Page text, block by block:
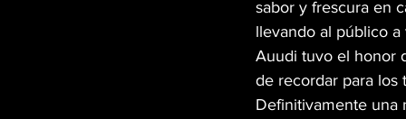
MÚSICA PET PAWS
GREEN TIPS HIGH
sabor y frescura en
llevando al público
Auudi tuvo el honor
de recordar para los
Definitivamente una